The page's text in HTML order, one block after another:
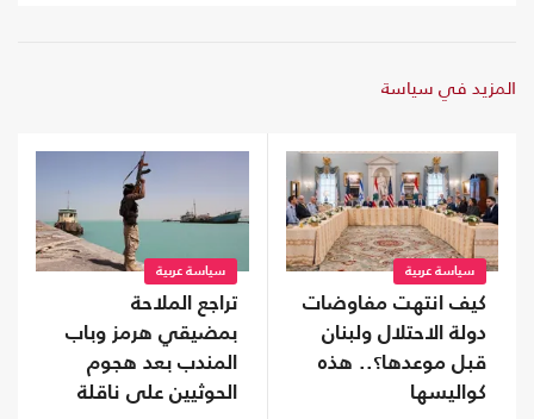
المزيد في سياسة
سياسة عربية
كيف انتهت مفاوضات
دولة الاحتلال ولبنان
قبل موعدها؟.. هذه
كواليسها
سياسة عربية
تراجع الملاحة
بمضيقي هرمز وباب
المندب بعد هجوم
الحوثيين على ناقلة